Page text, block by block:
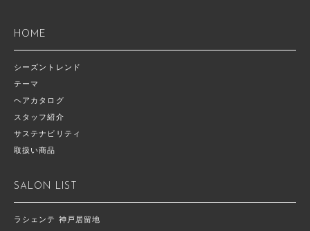
HOME
シーズントレンド
テーマ
ヘアカタログ
スタッフ紹介
サステナビリティ
取扱い商品
SALON LIST
ラシェンテ 神戸居留地